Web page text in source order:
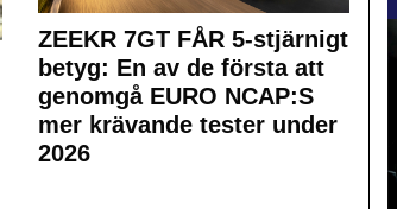
ZEEKR 7GT FÅR 5-stjärnigt
betyg: En av de första att
genomgå EURO NCAP:S
mer krävande tester under
2026